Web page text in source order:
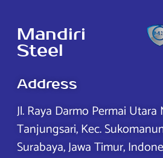
Mandiri
Steel
Address
Jl. Raya Darmo Permai Utara
Tanjungsari, Kec.
Surabaya, Jawa Timur,